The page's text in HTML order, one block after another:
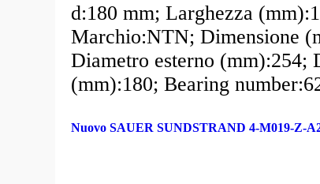
d:180 mm; Larghezza
Marchio:NTN; Dimensione
Diametro esterno (mm):254;
(mm):180; Bearing
Nuovo SAUER SUNDSTRAND 4-M019-Z-